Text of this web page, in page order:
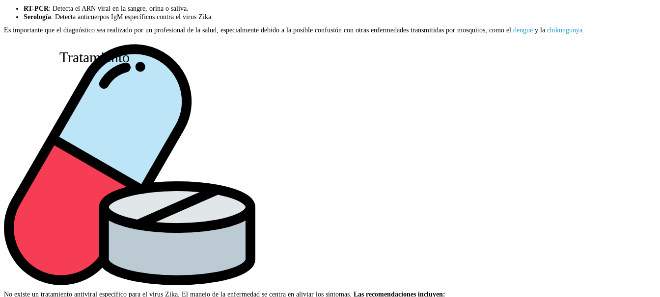
RT-PCR: Detecta el ARN viral en la sangre, orina o saliva.
Serología: Detecta anticuerpos IgM específicos contra el virus Zika.
Es importante que el diagnóstico sea realizado por un profesional de la salud, especialmente debido a la posible confusión con otras enfermedades transmitidas por mosquitos, como el dengue y la chikungunya.
Tratamiento
No existe un tratamiento antiviral específico para el virus Zika. El manejo de la enfermedad se centra en aliviar los síntomas. Las recomendaciones incluyen: